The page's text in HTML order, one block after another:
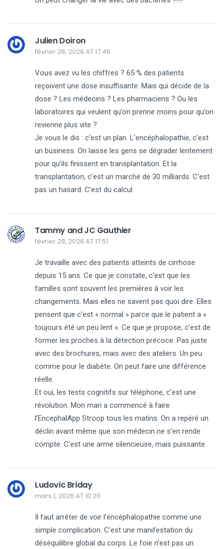
Julien Doiron
février 28, 2026 AT 17:46
Vous avez vu les chiffres ? 65 % des patients
reçoivent une dose insuffisante. Mais qui décide de la
dose ? Les médecins ? Les pharmaciens ? Ou les
laboratoires qui veulent qu’on prenne moins pour qu’on
revienne plus vite ?
Je vous le dis : c’est un plan. L’encéphalopathie, c’est
un business. On laisse les gens se dégrader lentement
pour qu’ils finissent en transplantation. Et la
transplantation, c’est un marché de 30 milliards. C’est
pas un hasard. C’est du calcul.
Tammy and JC Gauthier
février 28, 2026 AT 17:51
Je travaille avec des patients atteints de cirrhose
depuis 15 ans. Ce que je constate, c’est que les
familles sont souvent les premières à voir les
changements. Mais elles ne savent pas quoi dire. Elles
pensent que c’est « normal » parce que le patient a «
toujours été un peu lent ». Ce que je propose, c’est de
former les proches à la détection précoce. Pas juste
avec des brochures, mais avec des ateliers. Un peu
comme pour le diabète. On peut faire une différence
réelle.
Et oui, les tests cognitifs sur téléphone, c’est une
révolution. Mon mari a commencé à faire
l’EncephalApp Stroop tous les matins. On a repéré un
déclin avant même que son médecin ne s’en rende
compte. C’est une arme silencieuse, mais puissante.
Ludovic Briday
mars 1, 2026 AT 10:20
Il faut arrêter de voir l’encéphalopathie comme une
simple complication. C’est une manifestation du
déséquilibre global du corps. Le foie n’est pas un